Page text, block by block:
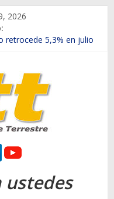
2026
en lanzar la nueva
Chevrolet en el Biobío
en Rancagua y
estrenada Bolden en
ustedes